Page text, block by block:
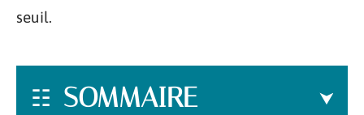
seuil.
SOMMAIRE